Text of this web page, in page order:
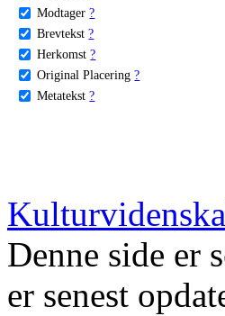
Modtager ?
Brevtekst ?
Herkomst ?
Original Placering ?
Metatekst ?
Denne side er
er senest